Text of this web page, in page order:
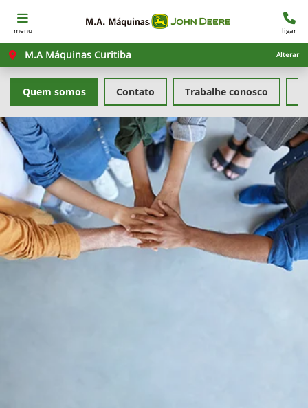
menu ligar
M.A Máquinas Curitiba Alterar
Quem somos Contato Trabalhe conosco